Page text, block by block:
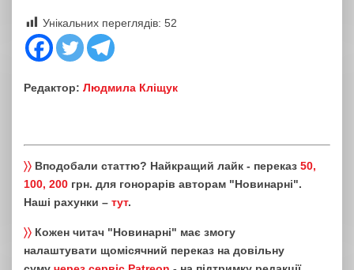
Унікальних переглядів: 52
Редактор: Людмила Кліщук
〉〉 Вподобали статтю? Найкращий лайк - переказ 50,
100, 200 грн. для гонорарів авторам "Новинарні".
Наші рахунки – тут.
〉〉 Кожен читач "Новинарні" має змогу
налаштувати щомісячний переказ на довільну